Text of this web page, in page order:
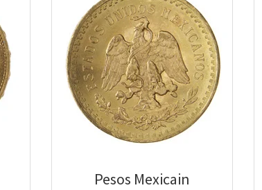
Pesos Mexicain